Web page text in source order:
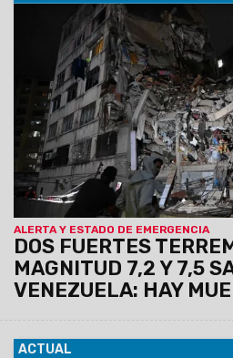
ALERTA Y ESTADO DE EMERGENCIA
DOS FUERTES
MAGNITUD 7,2 Y 7,5
VENEZUELA: HAY
25/06/2026 Los movimientos
manera sucesiva y tuvieron su
Yaracuy, en el noroeste del país.
con fuerza en la capital
daños, víctimas fatales,
tsunami. Son incesantes las
ACTUAL